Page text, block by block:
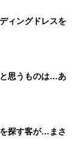
ィングドレスを
思うものは…あ
探す客が…まさ